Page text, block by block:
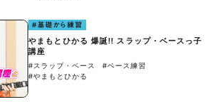
#基礎から練習
やまもとひかる 爆誕!! スラップ・ベースっ子
講座
#スラップ・ベース
#ベース練習
#やまもとひかる